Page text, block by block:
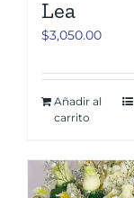
Lea
$3,050.00
Añadir al
carrito